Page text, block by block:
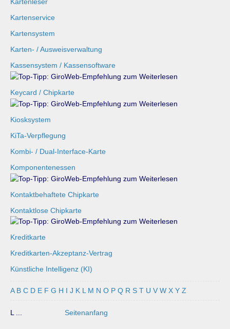
Kartenservice
Kartensystem
Karten- / Ausweisverwaltung
Kassensystem / Kassensoftware
Keycard / Chipkarte
Kiosksystem
KiTa-Verpflegung
Kombi- / Dual-Interface-Karte
Komponentenessen
Kontaktbehaftete Chipkarte
Kontaktlose Chipkarte
Kreditkarte
Kreditkarten-Akzeptanz-Vertrag
Künstliche Intelligenz (KI)
A B C D E F G H I J K L M N O P Q R S T U V W X Y Z
L ... Seitenanfang